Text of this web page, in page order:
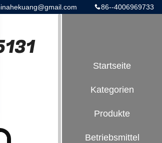
86--4006969733
Startseite
Kategorien
Produkte
Betriebsmittel